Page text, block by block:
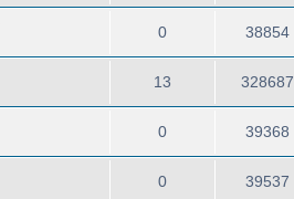
0 38854
13 328687
0 39368
0 39537